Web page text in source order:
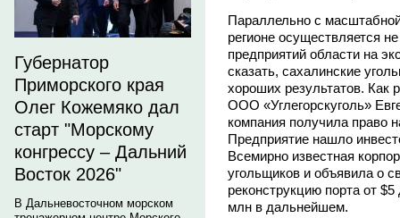
Губернатор
Приморского края
Олег Кожемяко дал
старт "Морскому
конгрессу – Дальний
Восток 2026"
В Дальневосточном морском
Параллельно с
регионе осуществляется
предприятий области на
сказать, сахалинские
хороших результатов. Как
ООО «Углегорскуголь»
компания получила право
Предприятие нашло
Всемирно известная
угольщиков и объявила о
реконструкцию порта от
млн в дальнейшем.